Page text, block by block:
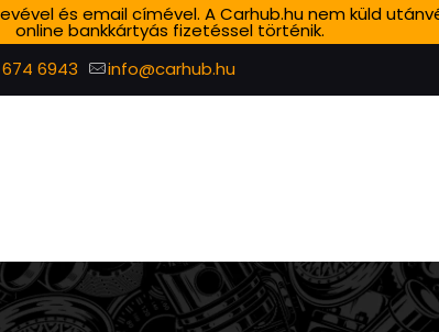
és email címével. A Carhub.hu nem küld
online bankkártyás fizetéssel történik.
6943 info@carhub.hu